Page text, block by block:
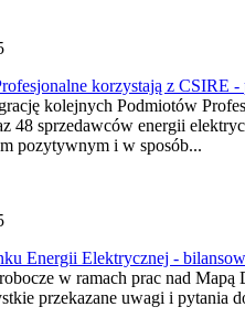
korzystają z CSIRE
kolejnych Podmiotów
48 sprzedawców energii
pozytywnym i w sposób...
Energii Elektrycznej -
w ramach prac nad
przekazane uwagi i pytania